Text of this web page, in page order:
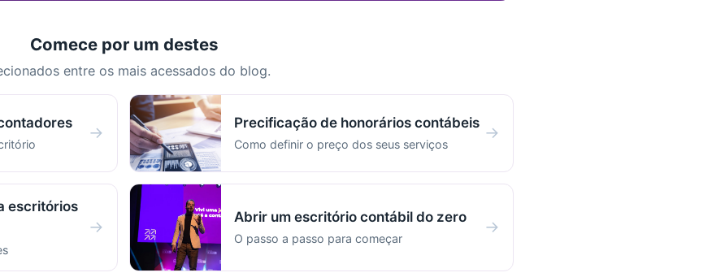
Comece por um destes
entre os mais acessados do blog.
→ Precificação de honorários contábeis
Como definir o preço dos seus serviços
→
escritórios
→ Abrir um escritório contábil do zero
O passo a passo para começar
→